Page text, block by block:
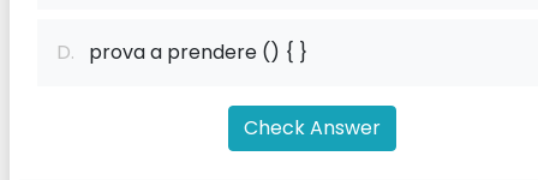
D. prova a prendere () { }
Check Answer